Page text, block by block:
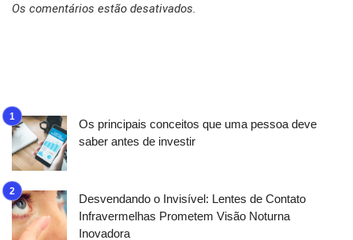
Os comentários estão desativados.
Os principais conceitos que uma pessoa deve
saber antes de investir
Desvendando o Invisível: Lentes de Contato
Infravermelhas Prometem Visão Noturna
Inovadora